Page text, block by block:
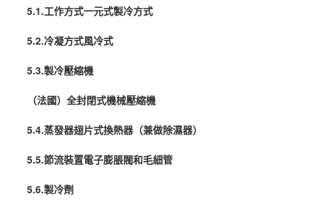
5.1.工作方式一元式製冷方式
5.2.冷凝方式風冷式
5.3.製冷壓縮機
（法國）全封閉式機械壓縮機
5.4.蒸發器翅片式換熱器（兼做除濕器）
5.5.節流裝置電子膨脹閥和毛細管
5.6.製冷劑